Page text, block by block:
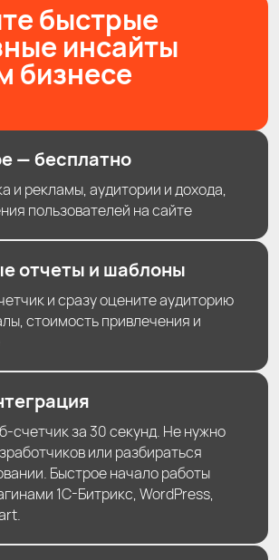
быстрые
инсайты
бизнесе
— бесплатно
и рекламы, аудитории и дохода,
пользователей на сайте
отчеты и шаблоны
и сразу оцените аудиторию
стоимость привлечения и
счетчик за 30 секунд. Не нужно
или разбираться
Быстрое начало работы
1С-Битрикс, WordPress,